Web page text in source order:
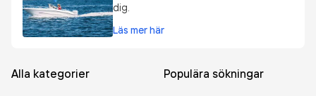
dig.
Läs mer här
Alla kategorier
Populära sökningar